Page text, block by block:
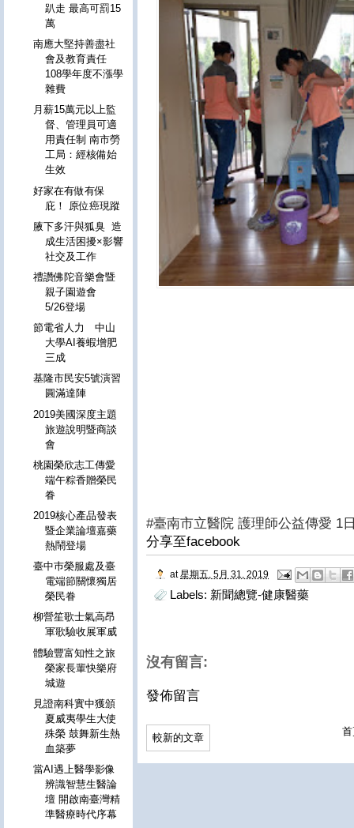
#臺南市立醫院 護理師公益傳愛 1
分享至facebook
at 星期五, 5月 31, 2019
Labels: 新聞總覽-健康醫藥
沒有留言:
發佈留言
較新的文章
趴走 最高可罰15
萬
南應大堅持善盡社
會及教育責任
108學年度不漲學
雜費
月薪15萬元以上監
督、管理員可適
用責任制 南市勞
工局：經核備始
生效
好家在有做有保
庇！ 原位癌現蹤
腋下多汗與狐臭 造
成生活困擾×影響
社交及工作
禮讚佛陀音樂會暨
親子園遊會
5/26登場
節電省人力 中山
大學AI養蝦增肥
三成
基隆市民安5號演習
圓滿達陣
2019美國深度主題
旅遊說明暨商談
會
桃園榮欣志工傳愛
端午粽香贈榮民
眷
2019核心產品發表
暨企業論壇嘉藥
熱鬧登場
臺中巿榮服處及臺
電端節關懷獨居
榮民眷
柳營笙歌士氣高昂
軍歌驗收展軍威
體驗豐富知性之旅
榮家長輩快樂府
城遊
見證南科實中獲頒
夏威夷學生大使
殊榮 鼓舞新生熱
血築夢
當AI遇上醫學影像
辨識智慧生醫論
壇 開啟南臺灣精
準醫療時代序幕